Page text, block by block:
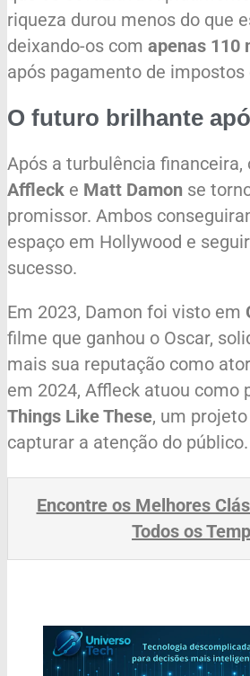
riqueza durou menos do que
deixando-os com apenas 110
após pagamento de impostos
O futuro brilhante
Após a turbulência financeira,
Affleck e Matt Damon se
promissor. Ambos
espaço em Hollywood e
sucesso.
Em 2023, Damon foi visto em
filme que ganhou o Oscar,
mais sua reputação como
em 2024, Affleck atuou como
Things Like These, um
capturar a atenção do público.
Encontre os Melhores
Todos os